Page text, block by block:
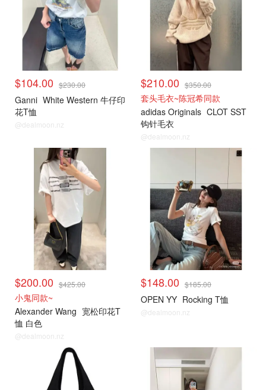
$104.00 $230.00
Ganni White Western 牛仔印
花T恤
@dealmoon.nz
$210.00 $350.00
套头毛衣~陈冠希同款
adidas Originals CLOT SST
钩针毛衣
@dealmoon.nz
$200.00 $425.00
小鬼同款~
Alexander Wang 宽松印花T
恤 白色
@dealmoon.nz
$148.00 $185.00
OPEN YY Rocking T恤
@dealmoon.nz
小编推荐